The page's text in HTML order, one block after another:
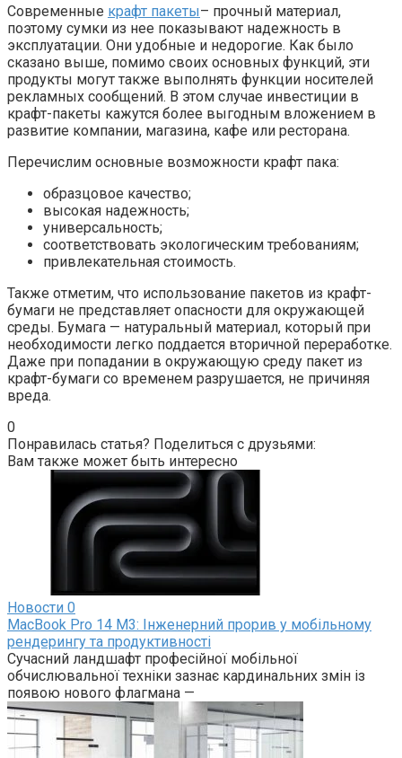
Современные крафт пакеты– прочный материал,
поэтому сумки из нее показывают надежность в
эксплуатации. Они удобные и недорогие. Как было
сказано выше, помимо своих основных функций, эти
продукты могут также выполнять функции носителей
рекламных сообщений. В этом случае инвестиции в
крафт-пакеты кажутся более выгодным вложением в
развитие компании, магазина, кафе или ресторана.
Перечислим основные возможности крафт пака:
образцовое качество;
высокая надежность;
универсальность;
соответствовать экологическим требованиям;
привлекательная стоимость.
Также отметим, что использование пакетов из крафт-
бумаги не представляет опасности для окружающей
среды. Бумага — натуральный материал, который при
необходимости легко поддается вторичной переработке.
Даже при попадании в окружающую среду пакет из
крафт-бумаги со временем разрушается, не причиняя
вреда.
0
Понравилась статья? Поделиться с друзьями:
Вам также может быть интересно
Новости 0
MacBook Pro 14 M3: Інженерний прорив у мобільному
рендерингу та продуктивності
Сучасний ландшафт професійної мобільної
обчислювальної техніки зазнає кардинальних змін із
появою нового флагмана —